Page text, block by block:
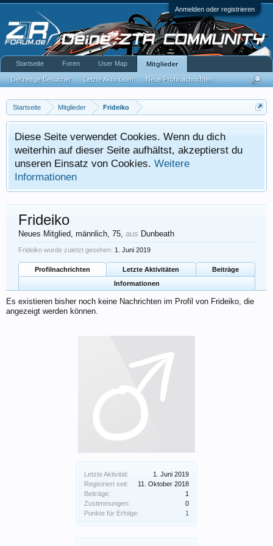
Anmelden oder registrieren
Startseite Mitglieder Frideiko
Diese Seite verwendet Cookies. Wenn du dich
weiterhin auf dieser Seite aufhältst, akzeptierst du
unseren Einsatz von Cookies. Weitere
Informationen
Letzte Aktivität:
1. Juni 2019
Registriert seit:
11. Oktober 2018
Beiträge:
1
Zustimmungen:
0
Punkte für Erfolge:
1
Frideiko
Neues Mitglied, männlich, 75, aus Dunbeath
Frideiko wurde zuletzt gesehen: 1. Juni 2019
Profilnachrichten Letzte Aktivitäten
Beiträge
Informationen
Es existieren bisher noch keine Nachrichten im Profil von Frideiko, die
angezeigt werden können.
Startseite Foren User Map Mitglieder
Derzeitige Besucher Letzte Aktivitäten Neue Profilnachrichten